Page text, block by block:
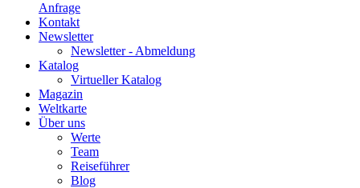
Anfrage
Kontakt
Newsletter
Newsletter - Abmeldung
Katalog
Virtueller Katalog
Magazin
Weltkarte
Über uns
Werte
Team
Reiseführer
Blog